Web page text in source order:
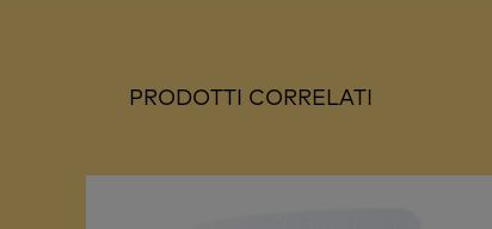
PRODOTTI CORRELATI